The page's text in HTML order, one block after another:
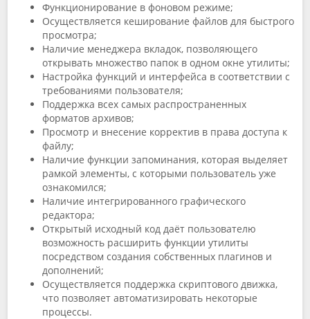
Функционирование в фоновом режиме;
Осуществляется кеширование файлов для быстрого
просмотра;
Наличие менеджера вкладок, позволяющего
открывать множество папок в одном окне утилиты;
Настройка функций и интерфейса в соответствии с
требованиями пользователя;
Поддержка всех самых распространенных
форматов архивов;
Просмотр и внесение корректив в права доступа к
файлу;
Наличие функции запоминания, которая выделяет
рамкой элементы, с которыми пользователь уже
ознакомился;
Наличие интегрированного графического
редактора;
Открытый исходный код даёт пользователю
возможность расширить функции утилиты
посредством создания собственных плагинов и
дополнений;
Осуществляется поддержка скриптового движка,
что позволяет автоматизировать некоторые
процессы.